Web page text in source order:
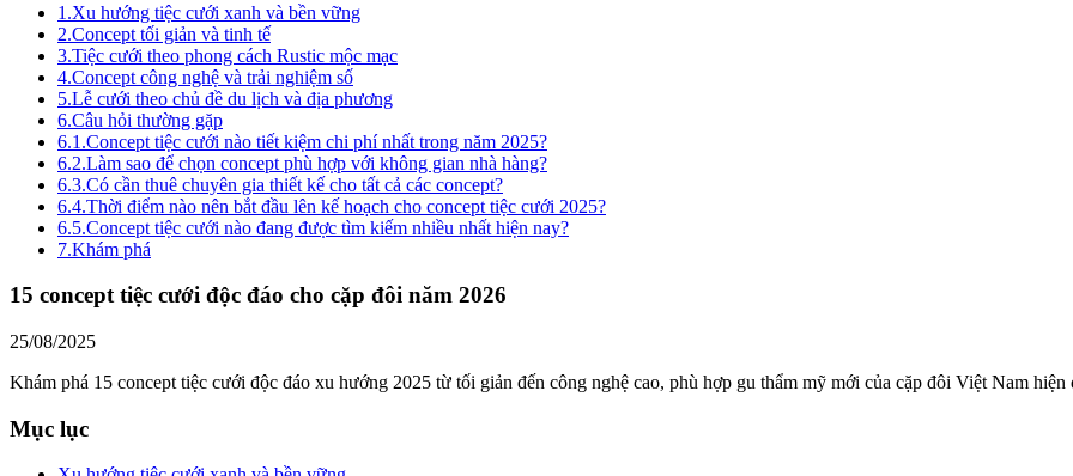
1.Xu hướng tiệc cưới xanh và bền vững
2.Concept tối giản và tinh tế
3.Tiệc cưới theo phong cách Rustic mộc mạc
4.Concept công nghệ và trải nghiệm số
5.Lễ cưới theo chủ đề du lịch và địa phương
6.Câu hỏi thường gặp
6.1.Concept tiệc cưới nào tiết kiệm chi phí nhất trong năm 2025?
6.2.Làm sao để chọn concept phù hợp với không gian nhà hàng?
6.3.Có cần thuê chuyên gia thiết kế cho tất cả các concept?
6.4.Thời điểm nào nên bắt đầu lên kế hoạch cho concept tiệc cưới 2025?
6.5.Concept tiệc cưới nào đang được tìm kiếm nhiều nhất hiện nay?
7.Khám phá
15 concept tiệc cưới độc đáo cho cặp đôi năm 2026
25/08/2025
Khám phá 15 concept tiệc cưới độc đáo xu hướng 2025 từ tối giản đến công nghệ cao, phù hợp gu thẩm mỹ mới của cặp đôi Việt Nam hiện
Mục lục